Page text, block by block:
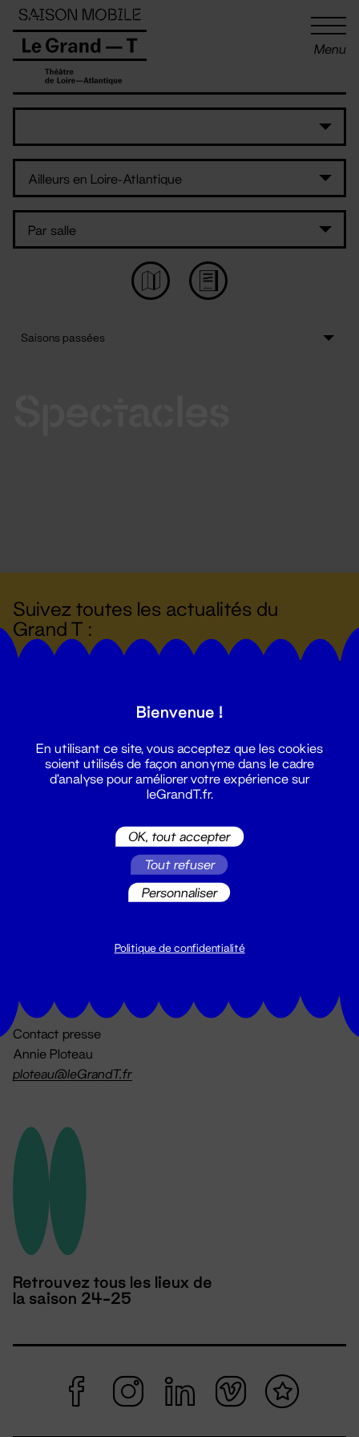
Menu
Suivez toutes les actualités du
Grand T :
billetterie@leGrandT.fr
Du lundi au vendredi 14h → 18h
Contact presse
Annie Ploteau
ploteau@leGrandT.fr
Retrouvez tous les lieux de
la saison 24-25
Panneau de gestion des cookies
Bienvenue !
En utilisant ce site, vous acceptez que les cookies
soient utilisés de façon anonyme dans le cadre
d'analyse pour améliorer votre expérience sur
leGrandT.fr.
OK, tout accepter
Tout refuser
Personnaliser
Politique de confidentialité